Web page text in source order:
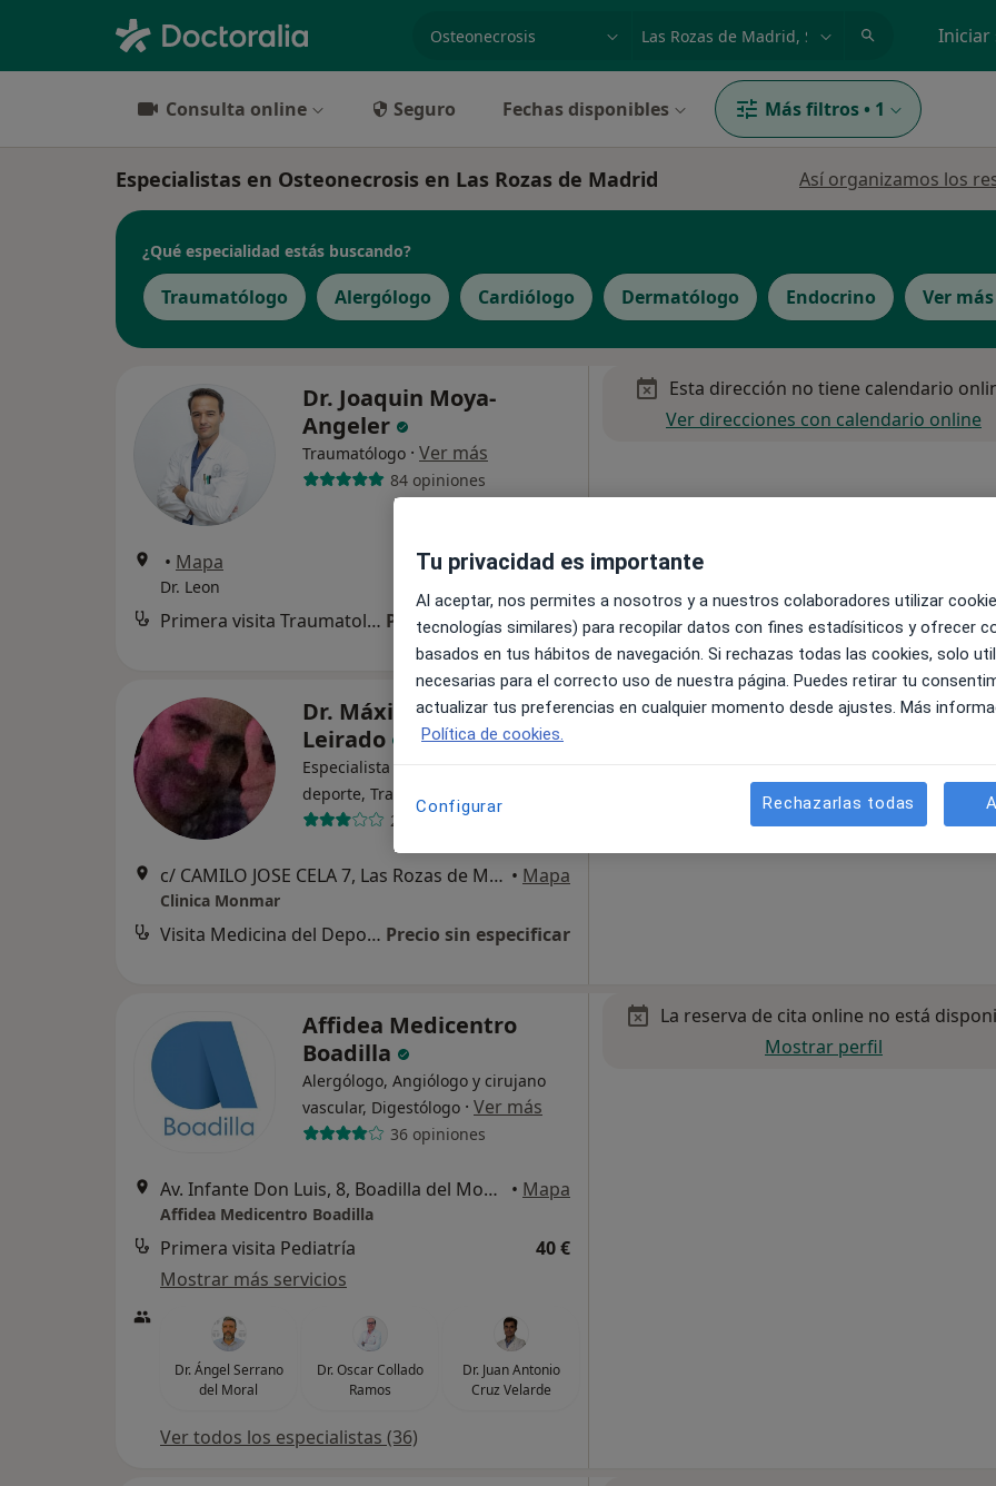
Iniciar
Consulta online Seguro Fechas disponibles Más filtros • 1
Especialistas en Osteonecrosis en Las Rozas de Madrid Así organizamos los
¿Qué especialidad estás buscando?
Traumatólogo Alergólogo Cardiólogo Dermatólogo Endocrino Ver más
Dr. Joaquin Moya-
Angeler
Traumatólogo · Ver más
84 opiniones
• Mapa
Dr. Leon
Primera visita Traumatología y Cirugía Ortopédica Precio sin especificar
Esta dirección no tiene calendario
Ver direcciones con calendario online
Dr. Máximo García
Leirado
Especialista en medicina del
deporte, Traumatólogo
24 opiniones
c/ CAMILO JOSE CELA 7, Las Rozas de Madrid • Mapa
Clinica Monmar
Visita Medicina del Deporte Precio sin especificar
La reserva de cita online no está
Affidea Medicentro
Boadilla
Alergólogo, Angiólogo y cirujano
vascular, Digestólogo · Ver más
36 opiniones
Av. Infante Don Luis, 8, Boadilla del Monte • Mapa
Affidea Medicentro Boadilla
Primera visita Pediatría
40 €
Mostrar más servicios
Dr. Ángel Serrano
del Moral
Dr. Oscar Collado
Ramos
Dr. Juan Antonio
Cruz Velarde
Ver todos los especialistas (36)
La reserva de cita online no está
Mostrar perfil
Tu privacidad es importante
Al aceptar, nos permites a nosotros y a nuestros colaboradores utilizar
tecnologías similares) para recopilar datos con fines estadísiticos y ofrecer
basados en tus hábitos de navegación. Si rechazas todas las cookies, solo
necesarias para el correcto uso de nuestra página. Puedes retirar tu
actualizar tus preferencias en cualquier momento desde ajustes. Más
Política de cookies.
Configurar Rechazarlas todas